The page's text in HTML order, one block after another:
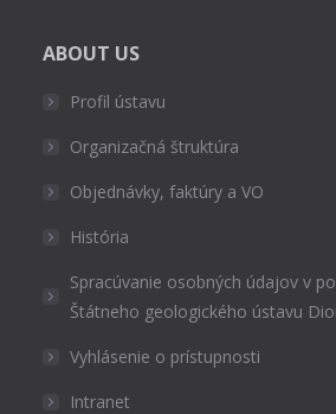
ABOUT US
Profil ústavu
Organizačná štruktúra
Objednávky, faktúry a VO
História
Spracúvanie osobných údajov v
Štátneho geologického ústavu
Vyhlásenie o prístupnosti
Intranet